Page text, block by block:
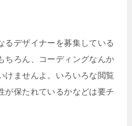
るデザイナーを募集している
ちろん、コーディングなんか
けませんよ。いろいろな閲覧
が保たれているかなどは要チ